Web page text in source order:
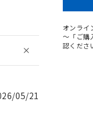
05/21
オンライ
～「ご購
認くださ